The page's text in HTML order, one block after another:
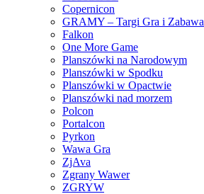
Copernicon
GRAMY – Targi Gra i Zabawa
Falkon
One More Game
Planszówki na Narodowym
Planszówki w Spodku
Planszówki w Opactwie
Planszówki nad morzem
Polcon
Portalcon
Pyrkon
Wawa Gra
ZjAva
Zgrany Wawer
ZGRYW